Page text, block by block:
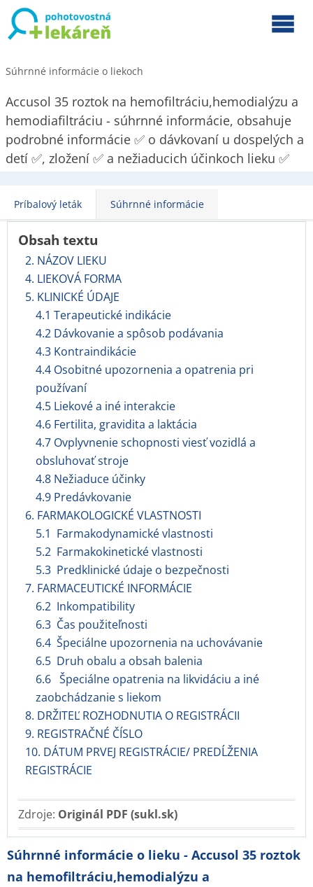
Súhrnné informácie o liekoch
Accusol 35 roztok na hemofiltráciu,hemodialýzu a
hemodiafiltráciu - súhrnné informácie, obsahuje
podrobné informácie ✅ o dávkovaní u dospelých a
detí ✅, zložení ✅ a nežiaducich účinkoch lieku ✅
Príbalový leták Súhrnné informácie
Obsah textu
2. NÁZOV LIEKU
4. LIEKOVÁ FORMA
5. KLINICKÉ ÚDAJE
4.1 Terapeutické indikácie
4.2 Dávkovanie a spôsob podávania
4.3 Kontraindikácie
4.4 Osobitné upozornenia a opatrenia pri
používaní
4.5 Liekové a iné interakcie
4.6 Fertilita, gravidita a laktácia
4.7 Ovplyvnenie schopnosti viesť vozidlá a
obsluhovať stroje
4.8 Nežiaduce účinky
4.9 Predávkovanie
6. FARMAKOLOGICKÉ VLASTNOSTI
5.1 Farmakodynamické vlastnosti
5.2 Farmakokinetické vlastnosti
5.3 Predklinické údaje o bezpečnosti
7. FARMACEUTICKÉ INFORMÁCIE
6.2 Inkompatibility
6.3 Čas použiteľnosti
6.4 Špeciálne upozornenia na uchovávanie
6.5 Druh obalu a obsah balenia
6.6 Špeciálne opatrenia na likvidáciu a iné
zaobchádzanie s liekom
8. DRŽITEĽ ROZHODNUTIA O REGISTRÁCII
9. REGISTRAČNÉ ČÍSLO
10. DÁTUM PRVEJ REGISTRÁCIE/ PREDĹŽENIA
REGISTRÁCIE
Zdroje: Originál PDF (sukl.sk)
Súhrnné informácie o lieku - Accusol 35 roztok
na hemofiltráciu,hemodialýzu a